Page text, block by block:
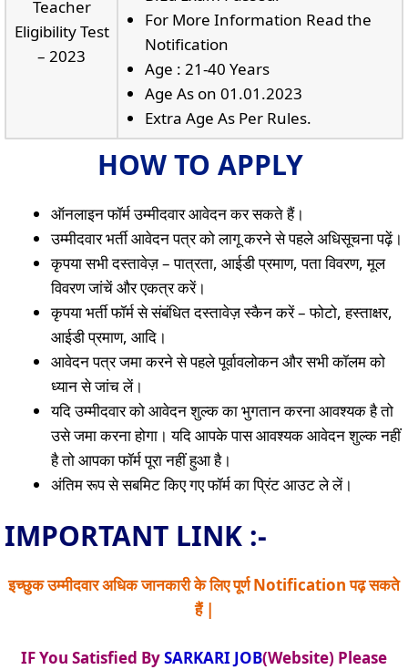
Teacher
Eligibility Test
– 2023
For More Information Read the
Notification
Age : 21-40 Years
Age As on 01.01.2023
Extra Age As Per Rules.
HOW TO APPLY
ऑनलाइन फॉर्म उम्मीदवार आवेदन कर सकते हैं।
उम्मीदवार भर्ती आवेदन पत्र को लागू करने से पहले अधिसूचना पढ़ें।
कृपया सभी दस्तावेज़ – पात्रता, आईडी प्रमाण, पता विवरण, मूल
विवरण जांचें और एकत्र करें।
कृपया भर्ती फॉर्म से संबंधित दस्तावेज़ स्कैन करें – फोटो, हस्ताक्षर,
आईडी प्रमाण, आदि।
आवेदन पत्र जमा करने से पहले पूर्वावलोकन और सभी कॉलम को
ध्यान से जांच लें।
यदि उम्मीदवार को आवेदन शुल्क का भुगतान करना आवश्यक है तो
उसे जमा करना होगा। यदि आपके पास आवश्यक आवेदन शुल्क नहीं
है तो आपका फॉर्म पूरा नहीं हुआ है।
अंतिम रूप से सबमिट किए गए फॉर्म का प्रिंट आउट ले लें।
IMPORTANT LINK :-
इच्छुक उम्मीदवार अधिक जानकारी के लिए पूर्ण Notification पढ़ सकते
हैं |
IF You Satisfied BySARKARI JOB(Website) Please